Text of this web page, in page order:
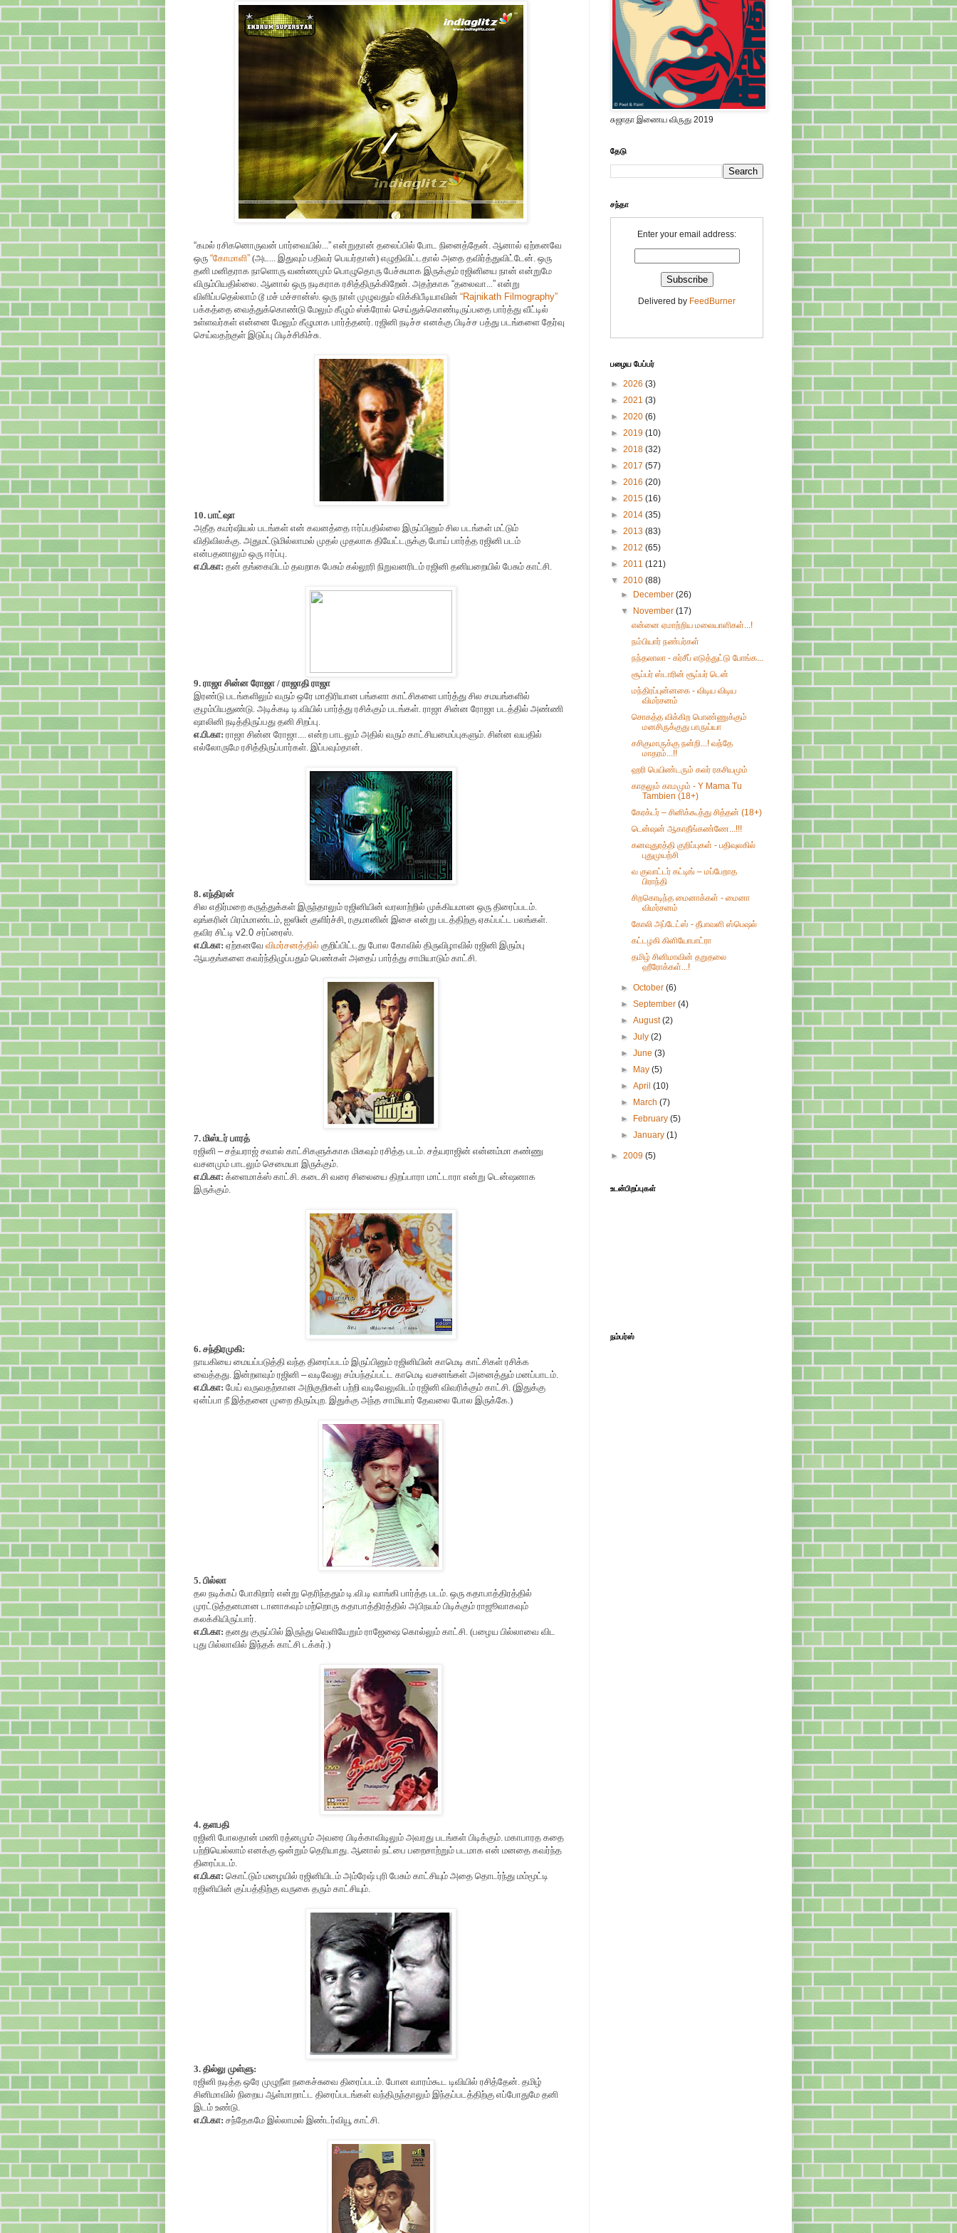
“கமல் ரசிகனொருவன் பார்வையில்... ” என்றுதான் தலைப்பில் போட நினைத்தேன். ஆனால் ஏற்கனவே
ஒரு “கோமாளி” (அட... இதுவும் பதிவர் பெயர்தான்) எழுதிவிட்டதால் அதை தவிர்த்துவிட்டேன். ஒரு
தனி மனிதராக நாளொரு வண்ணமும் பொழுதொரு பேச்சுமாக இருக்கும் ரஜினியை நான் என்றுமே
விரும்பியதில்லை. ஆனால் ஒரு நடிகராக ரசித்திருக்கிறேன். அதற்காக “தலைவா... ” என்று
விளிப்பதெல்லாம் டூ மச் மச்சான்ஸ். ஒரு நாள் முழுவதும் விக்கிபீடியாவின் “Rajnikath Filmography”
பக்கத்தை வைத்துக்கொண்டு மேலும் கீழும் ஸ்க்ரோல் செய்துக்கொண்டிருப்பதை பார்த்து வீட்டில்
உள்ளவர்கள் என்னை மேலும் கீழுமாக பார்த்தனர். ரஜினி நடிச்ச எனக்கு பிடிச்ச பத்து படங்களை தேர்வு
செய்வதற்குள் இடுப்பு பிடிச்சிகிச்சு.
10. பாட்ஷா
அதீத கமர்ஷியல் படங்கள் என் கவனத்தை ஈர்ப்பதில்லை இருப்பினும் சில படங்கள் மட்டும்
விதிவிலக்கு. அதுமட்டுமில்லாமல் முதல் முதலாக தியேட்டருக்கு போய் பார்த்த ரஜினி படம்
என்பதனாலும் ஒரு ஈர்ப்பு.
எ.பி.கா: தன் தங்கையிடம் தவறாக பேசும் கல்லூரி நிறுவனரிடம் ரஜினி தனியறையில் பேசும் காட்சி.
9. ராஜா சின்ன ரோஜா / ராஜாதி ராஜா
இரண்டு படங்களிலும் வரும் ஒரே மாதிரியான பங்களா காட்சிகளை பார்த்து சில சமயங்களில்
குழம்பியதுண்டு. அடிக்கடி டி.வியில் பார்த்து ரசிக்கும் படங்கள். ராஜா சின்ன ரோஜா படத்தில் அண்ணி
ஷாலினி நடித்திருப்பது தனி சிறப்பு.
எ.பி.கா: ராஜா சின்ன ரோஜா.... என்ற பாடலும் அதில் வரும் காட்சியமைப்புகளும். சின்ன வயதில்
எல்லோருமே ரசித்திருப்பார்கள். இப்பவும்தான்.
8. எந்திரன்
சில எதிர்மறை கருத்துக்கள் இருந்தாலும் ரஜினியின் வரலாற்றில் முக்கியமான ஒரு திரைப்படம்.
ஷங்கரின் பிரம்மாண்டம், ஐஸின் குளிர்ச்சி, ரகுமானின் இசை என்று படத்திற்கு ஏகப்பட்ட பலங்கள்.
தவிர சிட்டி v2.0 சர்ப்ரைஸ்.
எ.பி.கா: ஏற்கனவே விமர்சனத்தில் குறிப்பிட்டது போல கோவில் திருவிழாவில் ரஜினி இரும்பு
ஆயதங்களை கவர்ந்திழுப்பதும் பெண்கள் அதைப் பார்த்து சாமியாடும் காட்சி.
7. மிஸ்டர் பாரத்
ரஜினி –சத்யராஜ் சவால் காட்சிகளுக்காக மிகவும் ரசித்த படம். சத்யராஜின் என்னம்மா கண்ணு
வசனமும் பாடலும் செமையா இருக்கும்.
எ.பி.கா: க்ளைமாக்ஸ் காட்சி. கடைசி வரை சிலையை திறப்பாரா மாட்டாரா என்று டென்ஷனாக
இருக்கும்.
6. சந்திரமுகி:
நாயகியை மையப்படுத்தி வந்த திரைப்படம் இருப்பினும் ரஜினியின் காமெடி காட்சிகள் ரசிக்க
வைத்தது. இன்றளவும் ரஜினி –வடிவேலு சம்பந்தப்பட்ட காமெடி வசனங்கள் அனைத்தும் மனப்பாடம்.
எ.பி.கா: பேய் வருவதற்கான அறிகுறிகள் பற்றி வடிவேலுவிடம் ரஜினி விவரிக்கும் காட்சி. (இதுக்கு
ஏன்ப்பா நீ இத்தனை முறை திரும்புற. இதுக்கு அந்த சாமியார் தேவலை போல இருக்கே.)
5. பில்லா
தல நடிக்கப் போகிறார் என்று தெரிந்ததும் டி.வி.டி வாங்கி பார்த்த படம். ஒரு கதாபாத்திரத்தில்
முரட்டுத்தனமான டானாகவும் மற்றொரு கதாபாத்திரத்தில் அபிநயம் பிடிக்கும் ராஜூவாகவும்
கலக்கியிருப்பார்.
எ.பி.கா: தனது குருப்பில் இருந்து வெளியேறும் ராஜேஷை கொல்லும் காட்சி. (பழைய பில்லாவை விட
புது பில்லாவில் இந்தக் காட்சி டக்கர்.)
4. தளபதி
ரஜினி போலதான் மணி ரத்னமும் அவரை பிடிக்காவிடிலும் அவரது படங்கள் பிடிக்கும். மகாபாரத கதை
பற்றியெல்லாம் எனக்கு ஒன்றும் தெரியாது. ஆனால் நட்பை பறைசாற்றும் படமாக என் மனதை கவர்ந்த
திரைப்படம்.
எ.பி.கா: கொட்டும் மழையில் ரஜினியிடம் அம்ரேஷ் புரி பேசும் காட்சியும் அதை தொடர்ந்து மம்மூட்டி
ரஜினியின் குப்பத்திற்கு வருகை தரும் காட்சியும்.
3. தில்லு முள்ளு:
ரஜினி நடித்த ஒரே முழுநீள நகைச்சுவை திரைப்படம். போன வாரம்கூட டிவியில் ரசித்தேன். தமிழ்
சினிமாவில் நிறைய ஆள்மாறாட்ட திரைப்படங்கள் வந்திருந்தாலும் இந்தப்படத்திற்கு எப்போதுமே தனி
இடம் உண்டு.
எ.பி.கா: சந்தேகமே இல்லாமல் இண்டர்வியூ காட்சி.
சுஜாதா இணைய விருது 2019
தேடு
சந்தா
Enter your email address:
Delivered by FeedBurner
பழைய பேப்பர்
► 2026 (3)
► 2021 (3)
► 2020 (6)
► 2019 (10)
► 2018 (32)
► 2017 (57)
► 2016 (20)
► 2015 (16)
► 2014 (35)
► 2013 (83)
► 2012 (65)
► 2011 (121)
▼ 2010 (88)
►
December(26)
▼
November(17)
என்னை ஏமாற்றிய மலையாளிகள்...!
நம்பியார் நண்பர்கள்
நந்தலாலா - கர்சீப் எடுத்துட்டு போங்க...
சூப்பர் ஸ்டாரின் சூப்பர் டென்
மந்திரப்புன்னகை - விடிய விடிய
விமர்சனம்
சொகத்த விக்கிற பொண்ணுக்கும்
மனசிருக்குது பாருய்யா
சசிகுமாருக்கு நன்றி...! வந்தே
மாதரம்...!!
ஹரி பெயிண்டரும் கலர் ரகசியமும்
காதலும் காமமும் - Y Mama Tu
Tambien (18+)
கேரக்டர் – சினிக்கூத்து சித்தன் (18+)
டென்ஷன் ஆகாதீங்கண்ணே...!!!
கனவுதுரத்தி குறிப்புகள் - பதிவுலகில்
புதுமுயற்சி
வ குவாட்டர் கட்டிங் – மப்பேறாத
பிராந்தி
சிறகொடிந்த மைனாக்கள் - மைனா
விமர்சனம்
கோலி அப்டேட்ஸ் - தீபாவளி ஸ்பெஷல்
கட்டழகி கிளியோபாட்ரா
தமிழ் சினிமாவின் தறுதலை
ஹீரோக்கள்...!
►October(6)
►September(4)
►August(2)
►July(2)
►June(3)
►
May(5)
►April(10)
►
March(7)
►
February(5)
►January(1)
► 2009 (5)
உடன்பிறப்புகள்
நம்பர்ஸ்